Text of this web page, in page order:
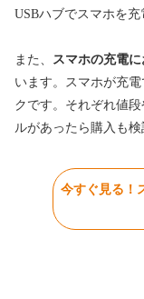
USBハブでスマホを
また、 スマホの充電
います。スマホが充
クです。それぞれ値
ルがあったら購入も検
今すぐ見る！